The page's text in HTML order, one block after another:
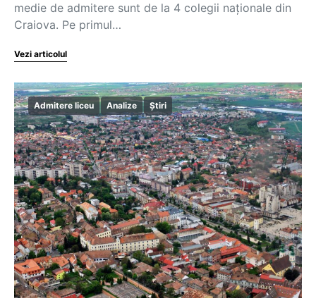
medie de admitere sunt de la 4 colegii naționale din
Craiova. Pe primul…
Vezi articolul
Admitere liceu Analize Știri